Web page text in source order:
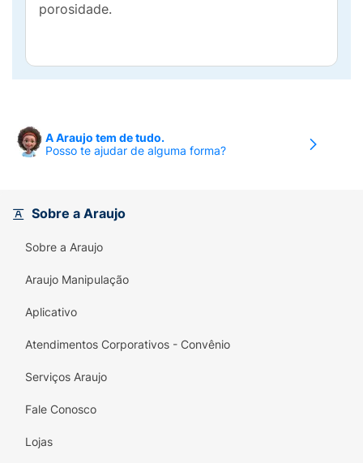
porosidade.
A Araujo tem de tudo.
Posso te ajudar de alguma forma?
Sobre a Araujo
Sobre a Araujo
Araujo Manipulação
Aplicativo
Atendimentos Corporativos - Convênio
Serviços Araujo
Fale Conosco
Lojas